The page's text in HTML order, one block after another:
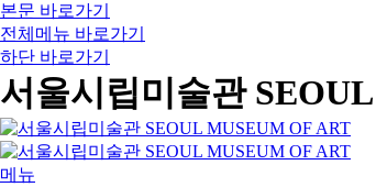
본문 바로가기
전체메뉴 바로가기
하단 바로가기
서울시립미술관
메뉴